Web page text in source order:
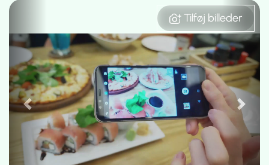
Tilføj billeder
Next
Tilføj billeder
Previous Next